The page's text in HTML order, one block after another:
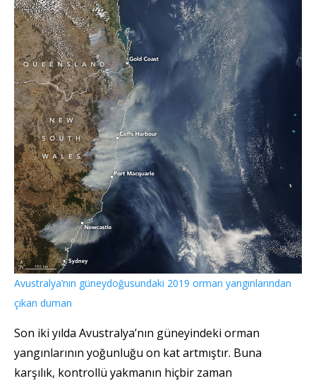
Avustralya’nın güneydoğusundaki 2019 orman yangınlarından
çıkan duman
Son iki yılda Avustralya’nın güneyindeki orman
yangınlarının yoğunluğu on kat artmıştır. Buna
karşılık, kontrollü yakmanın hiçbir zaman